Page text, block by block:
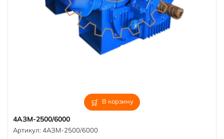
В корзину
4АЗМ-2500/6000
Артикул: 4АЗМ-2500/6000